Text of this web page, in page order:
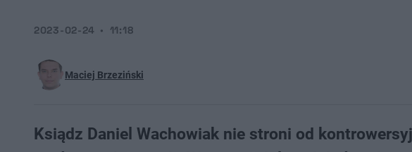
Maciej Brzeziński
2023-02-24 11:18
Ksiądz Daniel Wachowiak nie stroni od